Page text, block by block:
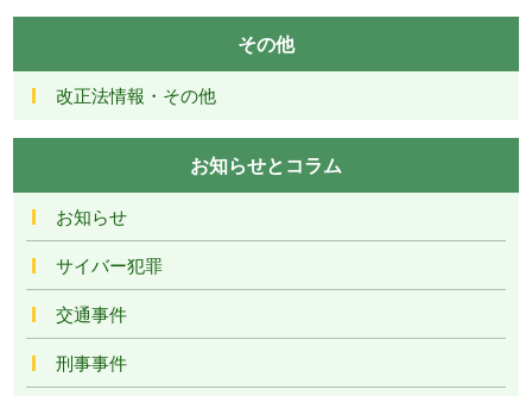
その他
改正法情報・その他
お知らせとコラム
お知らせ
サイバー犯罪
交通事件
刑事事件